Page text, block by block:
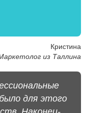
Кристина
из Таллина
для этого